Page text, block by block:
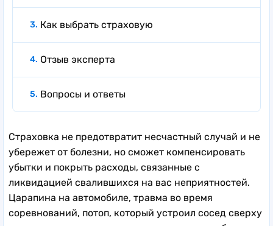
Как выбрать страховую
Отзыв эксперта
Вопросы и ответы
Страховка не предотвратит несчастный случай и не
убережет от болезни, но сможет компенсировать
убытки и покрыть расходы, связанные с
ликвидацией свалившихся на вас неприятностей.
Царапина на автомобиле, травма во время
соревнований, потоп, который устроил сосед сверху